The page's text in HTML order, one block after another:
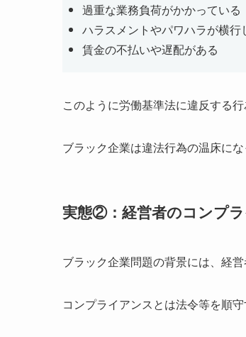
過重な業務負荷がかかっている
ハラスメントやパワハラが横行
賃金の不払いや遅配がある
このように労働基準法に違反する
ブラック企業は違法行為の温床にな
実態②：経営者のコンプ
ブラック企業問題の背景には、経
コンプライアンスとは法令等を順